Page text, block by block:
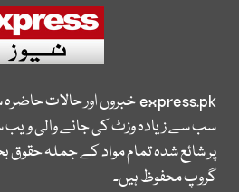
express.pkخبروں اور حالات
سب سے زیادہ وزٹ کی جانے والی
پر شائع شدہ تمام مواد کے جملہ حقوق
گروپ محفوظ ہیں۔